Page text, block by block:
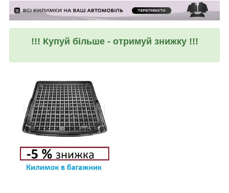
!!! Купуй більше - отримуй знижку !!!